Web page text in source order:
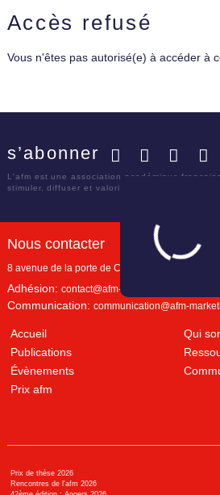
Accès refusé
Vous n'êtes pas autorisé(e) à accéder à
s’abonner
L'afm est une association académique
stimuler, diffuser et valoriser le savoir
Nous contacter
8 avenue de la porte de Champerret
Adhésion: contact@afm-marketing.org
Communication: communication@afm-
Accueil
Qui
Publications
Évènements
Prix afm
Prix de thèse 2026
Rencontres de l'afm 2026